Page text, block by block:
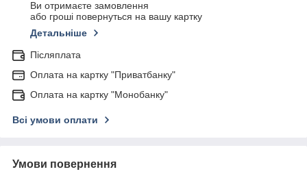
Ви отримаєте замовлення
або гроші повернуться на вашу картку
Детальніше
Післяплата
Оплата на картку "Приватбанку"
Оплата на картку "Монобанку"
Всі умови оплати
Умови повернення